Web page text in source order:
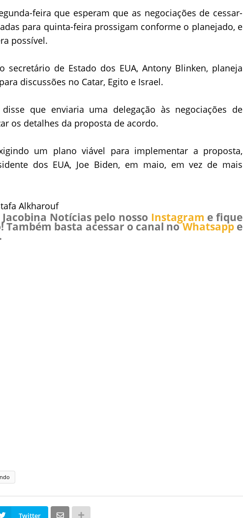
feira que esperam que as negociações de cessar-
para quinta-feira prossigam conforme o planejado, e
possível.
secretário de Estado dos EUA, Antony Blinken, planeja
discussões no Catar, Egito e Israel.
que enviaria uma delegação às negociações de
os detalhes da proposta de acordo.
um plano viável para implementar a proposta,
dos EUA, Joe Biden, em maio, em vez de mais
Alkharouf
Notícias pelo nosso Instagram e fique
Também basta acessar o canal noWhatsappe
.
Twitter